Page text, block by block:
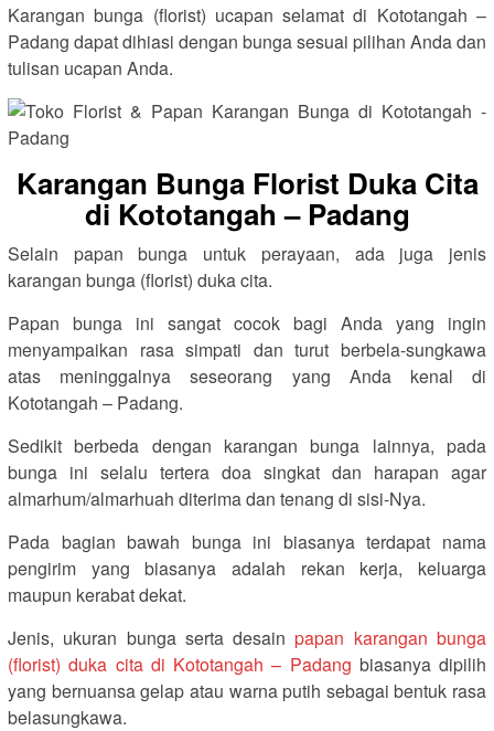
Karangan bunga (florist) ucapan selamat di Kototangah –
Padang dapat dihiasi dengan bunga sesuai pilihan Anda dan
tulisan ucapan Anda.
Karangan Bunga Florist Duka Cita
di Kototangah – Padang
Selain papan bunga untuk perayaan, ada juga jenis
karangan bunga (florist) duka cita.
Papan bunga ini sangat cocok bagi Anda yang ingin
menyampaikan rasa simpati dan turut berbela-sungkawa
atas meninggalnya seseorang yang Anda kenal di
Kototangah – Padang.
Sedikit berbeda dengan karangan bunga lainnya, pada
bunga ini selalu tertera doa singkat dan harapan agar
almarhum/almarhuah diterima dan tenang di sisi-Nya.
Pada bagian bawah bunga ini biasanya terdapat nama
pengirim yang biasanya adalah rekan kerja, keluarga
maupun kerabat dekat.
Jenis, ukuran bunga serta desainpapan karangan bunga
(florist) duka cita di Kototangah – Padang biasanya dipilih
yang bernuansa gelap atau warna putih sebagai bentuk rasa
belasungkawa.